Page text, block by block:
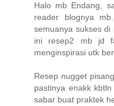
Halo mb Endang,
reader blognya
semuanya sukses di
ini resep2 mb jd
menginspirasi utk
Resep nugget
pastinya enakk
sabar buat praktek